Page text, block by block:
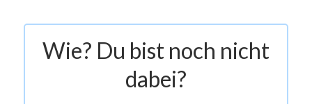
Wie? Du bist noch nicht
dabei?